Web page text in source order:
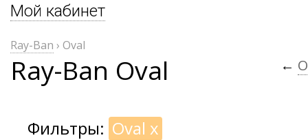
Мой кабинет
Ray-Ban › Oval
Ray-Ban Oval ←
Фильтры: Oval x